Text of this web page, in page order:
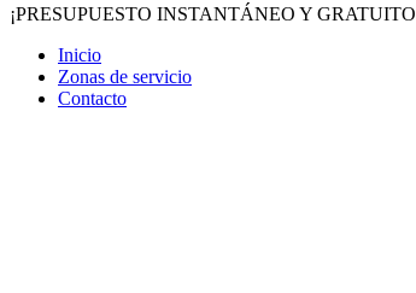
¡PRESUPUESTO INSTANTÁNEO Y GRATUITO
Inicio
Zonas de servicio
Contacto